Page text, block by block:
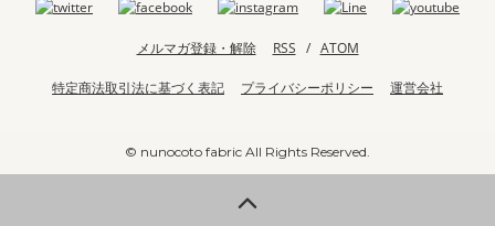
メルマガ登録・解除 RSS / ATOM
特定商法取引法に基づく表記 プライバシーポリシー 運営会社
© nunocoto fabric All Rights Reserved.